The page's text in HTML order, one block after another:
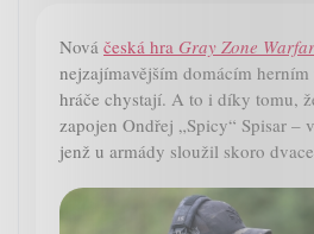
Nová česká hra Gray Zone
nejzajímavějším domácím
hráče chystají. A to i díky tomu,
zapojen Ondřej „Spicy“ Spisar –
jenž u armády sloužil skoro